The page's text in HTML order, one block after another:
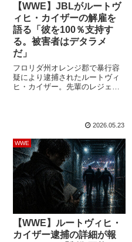
【WWE】JBLがルートヴ
ィヒ・カイザーの解雇を
語る「彼を100％支持す
る。被害者はデタラメ
だ」
フロリダ州オレンジ郡で暴行容
疑により逮捕されたルートヴィ
ヒ・カイザー。先輩のレジェン
エレベーターで男性と口論し、
と恋人が「制御不能なほど親密
な状態」になっていることに対
して「マナーを守れ」と注意さ
れたことで、カイザーが被害男
性を殴ったとされてい...
2026.05.23
WWE
【WWE】ルートヴィヒ・
カイザー逮捕の詳細が報